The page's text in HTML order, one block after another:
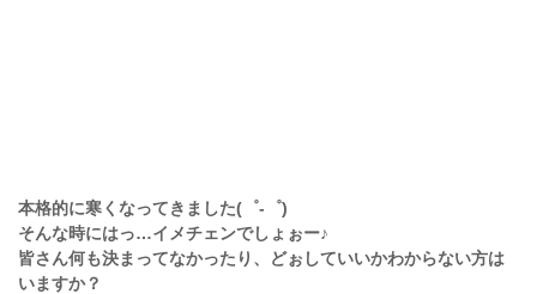
本格的に寒くなってきました(゜-゜)
そんな時にはっ…イメチェンでしょぉー♪
皆さん何も決まってなかったり、どぉしていいかわからない方は
いますか？